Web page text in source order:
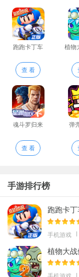
跑跑卡丁车
查 看
植物
魂斗罗归来
查 看
弹
手游排行榜
跑跑卡
手机游戏
植物大
手机游戏